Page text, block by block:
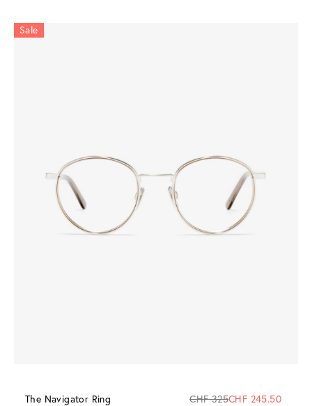
Sale
The Navigator Ring CHF 325CHF 245.50